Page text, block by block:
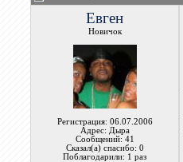
Евген
Новичок
Регистрация: 06.07.2006
Адрес: Дыра
Сообщений: 41
Сказал(а) спасибо: 0
Поблагодарили: 1 раз